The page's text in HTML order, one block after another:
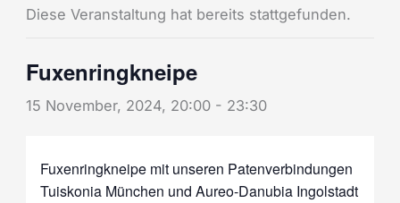
Diese Veranstaltung hat bereits stattgefunden.
Fuxenringkneipe
15 November, 2024, 20:00- 23:30
Fuxenringkneipe mit unseren Patenverbindungen
Tuiskonia München und Aureo-Danubia Ingolstadt